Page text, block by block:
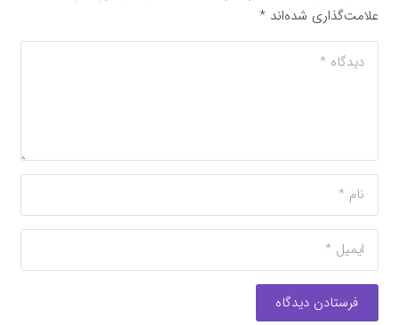
علامت‌گذاری شده‌اند*
فرستادن دیدگاه